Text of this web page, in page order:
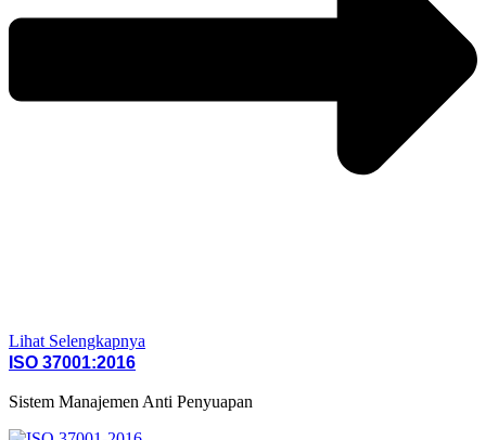
Lihat Selengkapnya
ISO 37001:2016
Sistem Manajemen Anti Penyuapan